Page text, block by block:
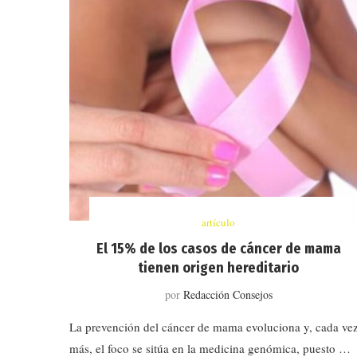
artículo
El 15% de los casos de cáncer de mama
tienen origen hereditario
por Redacción Consejos
La prevención del cáncer de mama evoluciona y, cada
más, el foco se sitúa en la medicina genómica, puesto …